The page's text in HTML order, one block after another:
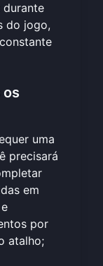
do jogo,
uma
precisará
em
por
atalho;